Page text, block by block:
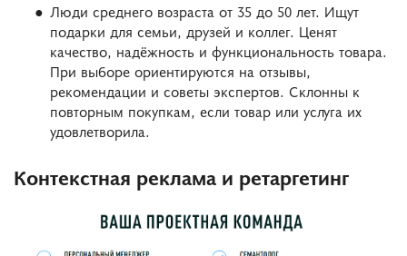
Люди среднего возраста от 35 до 50 лет. Ищут
подарки для семьи, друзей и коллег. Ценят
качество, надёжность и функциональность товара.
При выборе ориентируются на отзывы,
рекомендации и советы экспертов. Склонны к
повторным покупкам, если товар или услуга их
удовлетворила.
Контекстная реклама и ретаргетинг